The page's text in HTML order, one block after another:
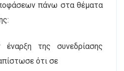
πάνω στα θέματα
της συνεδρίασης
ότι σε